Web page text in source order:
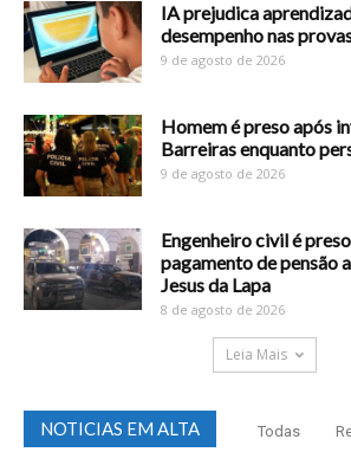
IA prejudica
desempenho nas
9 de agosto de 2026
Homem é preso após
Barreiras enquanto
9 de agosto de 2026
Engenheiro civil é
pagamento de pensão
Jesus da Lapa
8 de agosto de 2026
Leia Mais
NOTICIAS EM ALTA Todas